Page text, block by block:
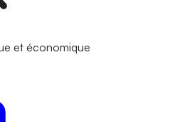
et économique